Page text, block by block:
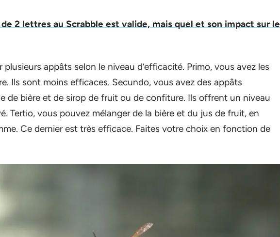
2 lettres au Scrabble est valide, mais quel et son impact sur le
appâts selon le niveau d’efficacité. Primo, vous avez les
Ils sont moins efficaces. Secundo, vous avez des appâts
de bière et de sirop de fruit ou de confiture. Ils offrent un niveau
Tertio, vous pouvez mélanger de la bière et du jus de fruit, en
Ce dernier est très efficace. Faites votre choix en fonction de